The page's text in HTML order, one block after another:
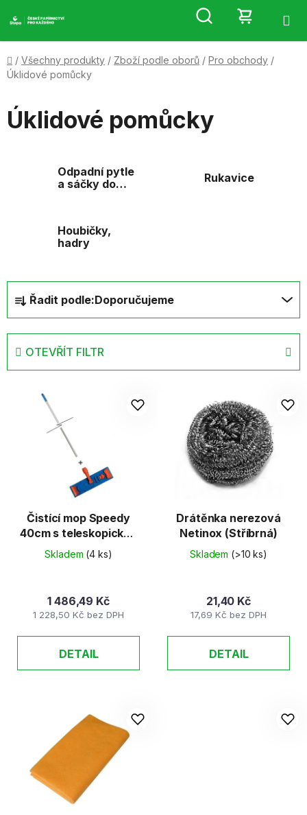
na
Hledat
KOŠÍK
Domů
/ Všechny produkty / Zboží podle oborů / Pro obchody /
Úklidové pomůcky
Úklidové pomůcky
Odpadní pytle
a sáčky do
Rukavice
Houbičky,
hadry
a
z
n
Řadit podle:Doporučujeme
OTEVŘÍT FILTR
Čistící mop Speedy
40cm s teleskopickou
tyčí
Skladem (4 ks)
1 228,50 Kč bez DPH
1 486,49 Kč
DETAIL
Drátěnka nerezová
Netinox (Stříbrná)
Skladem (>10 ks)
17,69 Kč bez DPH
21,40 Kč
DETAIL